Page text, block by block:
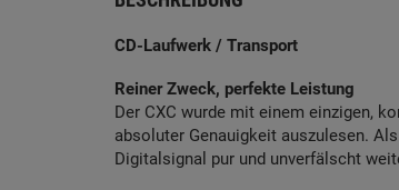
CD-Laufwerk / Transport
Reiner Zweck, perfekte Leistung
Der CXC wurde mit einem einzigen,
absoluter Genauigkeit auszulesen.
Digitalsignal pur und unverfälscht